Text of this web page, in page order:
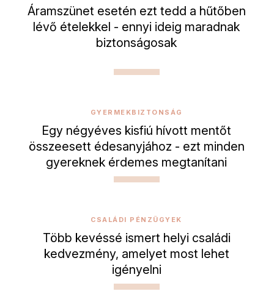
Áramszünet esetén ezt tedd a hűtőben
lévő ételekkel - ennyi ideig maradnak
biztonságosak
GYERMEKBIZTONSÁG
Egy négyéves kisfiú hívott mentőt
összeesett édesanyjához - ezt minden
gyereknek érdemes megtanítani
CSALÁDI PÉNZÜGYEK
Több kevéssé ismert helyi családi
kedvezmény, amelyet most lehet
igényelni